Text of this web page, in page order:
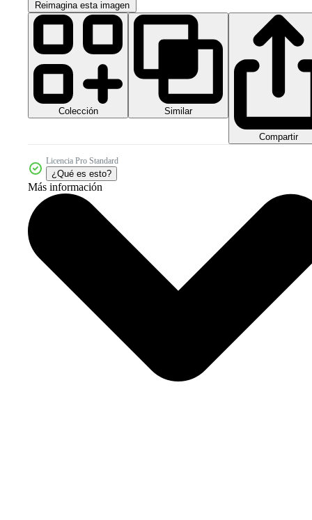
Reimagina esta imagen
Colección Similar
Compartir
Licencia Pro Standard
¿Qué es esto?
Más información